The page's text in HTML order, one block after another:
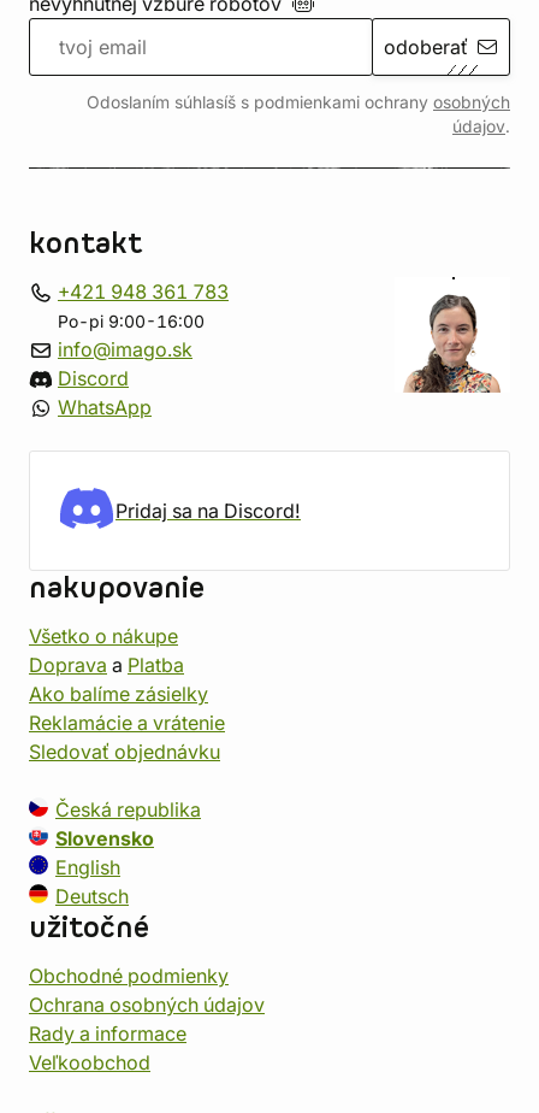
odoberať
Odoslaním súhlasíš s podmienkami ochrany osobných
údajov.
kontakt
+421 948 361 783
Po-pi 9:00-16:00
info@imago.sk
Discord
WhatsApp
Pridaj sa na Discord!
nakupovanie
Všetko o nákupe
Doprava a Platba
Ako balíme zásielky
Reklamácie a vrátenie
Sledovať objednávku
Česká republika
Slovensko
English
Deutsch
užitočné
Obchodné podmienky
Ochrana osobných údajov
Rady a informace
Veľkoobchod